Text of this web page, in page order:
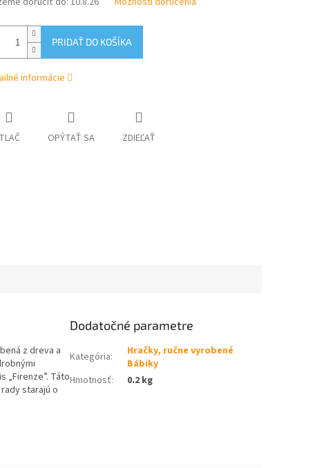
PRIDAŤ DO KOŠÍKA
informácie
TLAČ OPÝTAŤ SA ZDIEĽAŤ
z dreva a
„Firenze”. Táto
starajú o
Dodatočné parametre
Kategória:
Hračky, ručne vyrobené
Bábiky
Hmotnosť: 0.2 kg